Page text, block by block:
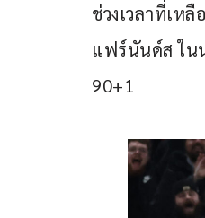
ช่วงเวลาที่เห
แฟร์นันด์ส ใน
90+1